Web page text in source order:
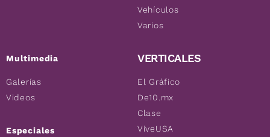
Multimedia
Galerías
Videos
Especiales
Vehículos
Varios
VERTICALES
El Gráfico
De10.mx
Clase
ViveUSA